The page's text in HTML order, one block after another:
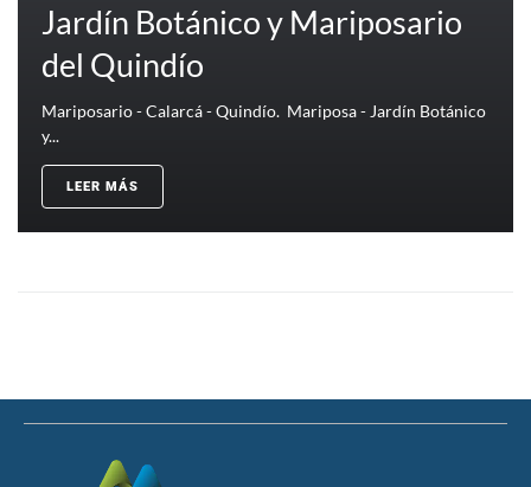
Jardín Botánico y Mariposario
del Quindío
Mariposario - Calarcá - Quindío. Mariposa - Jardín Botánico
y...
LEER MÁS